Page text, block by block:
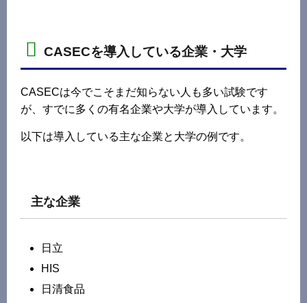
CASECを導入している企業・大学
CASECは今でこそまだ知らない人も多い試験です
が、すでに多くの有名企業や大学が導入しています。
以下は導入している主な企業と大学の例です。
主な企業
日立
HIS
日清食品